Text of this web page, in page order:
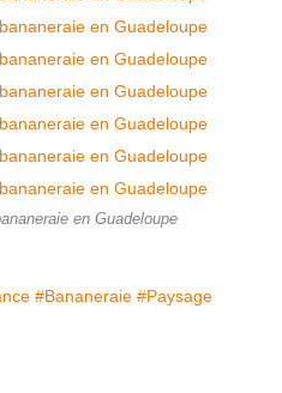
en Guadeloupe
#Bananeraie #Paysage